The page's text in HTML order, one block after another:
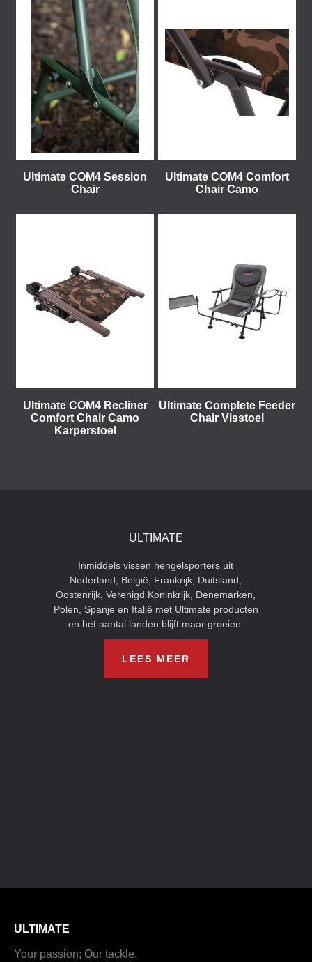
Ultimate COM4 Session
Chair
Ultimate COM4 Comfort
Chair Camo
Ultimate COM4 Recliner
Comfort Chair Camo
Karperstoel
Ultimate Complete Feeder
Chair Visstoel
ULTIMATE
Inmiddels vissen hengelsporters uit
Nederland, België, Frankrijk, Duitsland,
Oostenrijk, Verenigd Koninkrijk, Denemarken,
Polen, Spanje en Italië met Ultimate producten
en het aantal landen blijft maar groeien.
LEES MEER
ULTIMATE
Your passion; Our tackle.